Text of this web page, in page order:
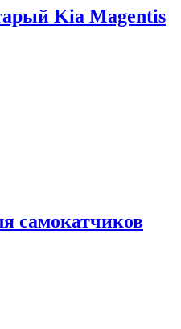
Kia Magentis
самокатчиков